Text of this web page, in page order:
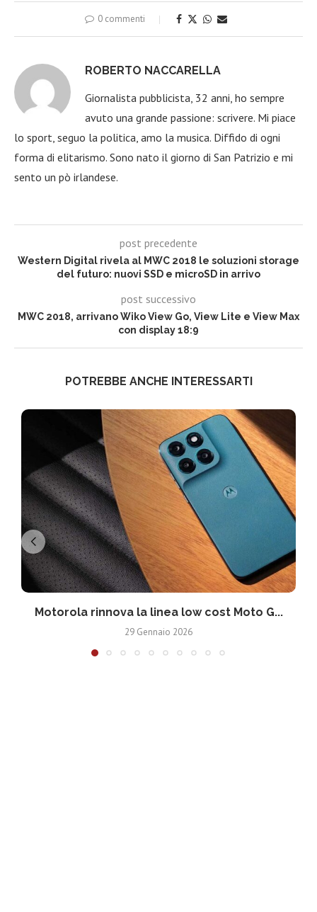
0 commenti
ROBERTO NACCARELLA
Giornalista pubblicista, 32 anni, ho sempre
avuto una grande passione: scrivere. Mi piace
lo sport, seguo la politica, amo la musica. Diffido di ogni
forma di elitarismo. Sono nato il giorno di San Patrizio e mi
sento un pò irlandese.
post precedente
Western Digital rivela al MWC 2018 le soluzioni storage
del futuro: nuovi SSD e microSD in arrivo
post successivo
MWC 2018, arrivano Wiko View Go, View Lite e View Max
con display 18:9
POTREBBE ANCHE INTERESSARTI
Motorola rinnova la linea low cost Moto G...
29 Gennaio 2026